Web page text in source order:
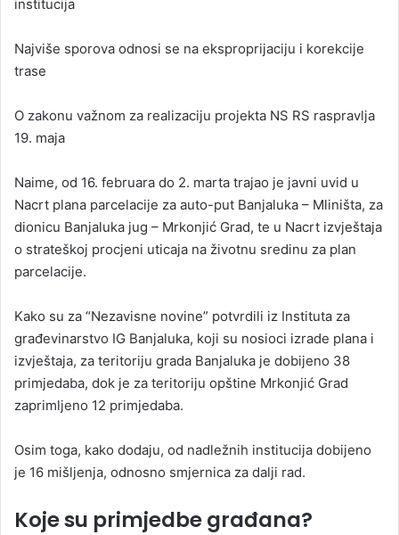
institucija
Najviše sporova odnosi se na eksproprijaciju i korekcije
trase
O zakonu važnom za realizaciju projekta NS RS raspravlja
19. maja
Naime, od 16. februara do 2. marta trajao je javni uvid u
Nacrt plana parcelacije za auto-put Banjaluka – Mliništa, za
dionicu Banjaluka jug – Mrkonjić Grad, te u Nacrt izvještaja
o strateškoj procjeni uticaja na životnu sredinu za plan
parcelacije.
Kako su za “Nezavisne novine” potvrdili iz Instituta za
građevinarstvo IG Banjaluka, koji su nosioci izrade plana i
izvještaja, za teritoriju grada Banjaluka je dobijeno 38
primjedaba, dok je za teritoriju opštine Mrkonjić Grad
zaprimljeno 12 primjedaba.
Osim toga, kako dodaju, od nadležnih institucija dobijeno
je 16 mišljenja, odnosno smjernica za dalji rad.
Koje su primjedbe građana?